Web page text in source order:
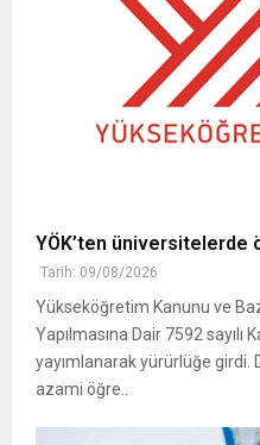
YÖK’ten üniversitelerde
Tarih: 09/08/2026
Yükseköğretim Kanunu ve
Yapılmasına Dair 7592 sayılı
yayımlanarak yürürlüğe girdi.
azami öğre..